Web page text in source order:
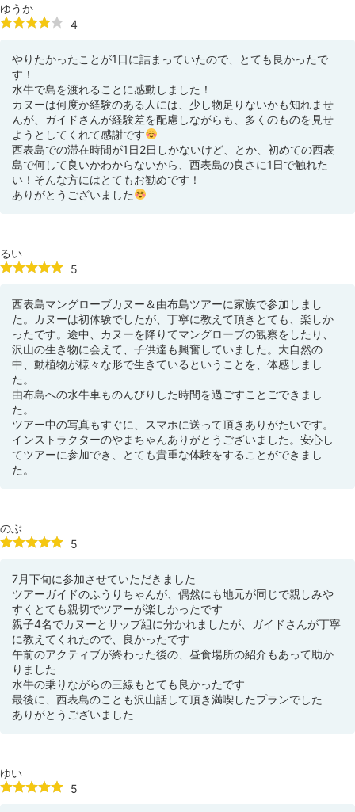
ゆうか
4
やりたかったことが1日に詰まっていたので、とても良かったで
す！
水牛で島を渡れることに感動しました！
カヌーは何度か経験のある人には、少し物足りないかも知れませ
んが、ガイドさんが経験差を配慮しながらも、多くのものを見せ
ようとしてくれて感謝です
西表島での滞在時間が1日2日しかないけど、とか、初めての西表
島で何して良いかわからないから、西表島の良さに1日で触れた
い！そんな方にはとてもお勧めです！
ありがとうございました
るい
5
西表島マングローブカヌー＆由布島ツアーに家族で参加しまし
た。カヌーは初体験でしたが、丁寧に教えて頂きとても、楽しか
ったです。途中、カヌーを降りてマングローブの観察をしたり、
沢山の生き物に会えて、子供達も興奮していました。大自然の
中、動植物が様々な形で生きているということを、体感しまし
た。
由布島への水牛車ものんびりした時間を過ごすことごできまし
た。
ツアー中の写真もすぐに、スマホに送って頂きありがたいです。
インストラクターのやまちゃんありがとうございました。安心し
てツアーに参加でき、とても貴重な体験をすることができまし
た。
のぶ
5
7月下旬に参加させていただきました
ツアーガイドのふうりちゃんが、偶然にも地元が同じで親しみや
すくとても親切でツアーが楽しかったです
親子4名でカヌーとサップ組に分かれましたが、ガイドさんが丁寧
に教えてくれたので、良かったです
午前のアクティブが終わった後の、昼食場所の紹介もあって助か
りました
水牛の乗りながらの三線もとても良かったです
最後に、西表島のことも沢山話して頂き満喫したプランでした
ありがとうございました
ゆい
5